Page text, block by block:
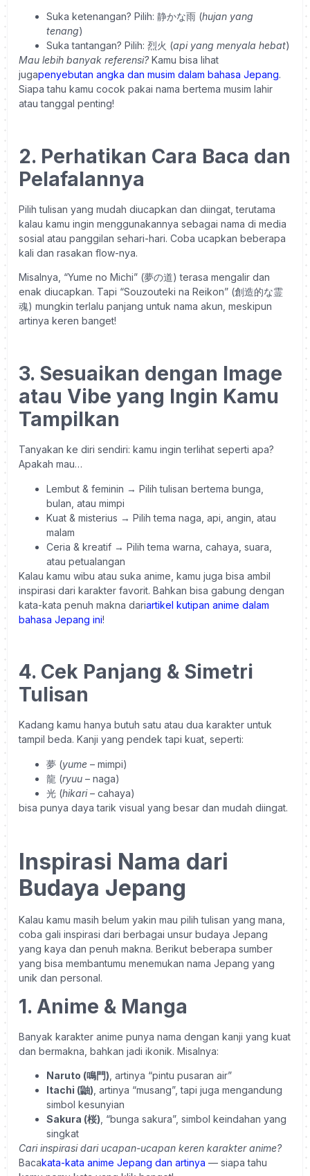
Suka ketenangan? Pilih: 静かな雨 (hujan yang
tenang)
Suka tantangan? Pilih: 烈火 (api yang menyala hebat)
Mau lebih banyak referensi? Kamu bisa lihat
jugapenyebutan angka dan musim dalam bahasa Jepang.
Siapa tahu kamu cocok pakai nama bertema musim lahir
atau tanggal penting!
2. Perhatikan Cara Baca dan
Pelafalannya
Pilih tulisan yang mudah diucapkan dan diingat, terutama
kalau kamu ingin menggunakannya sebagai nama di media
sosial atau panggilan sehari-hari. Coba ucapkan beberapa
kali dan rasakan flow-nya.
Misalnya, “Yume no Michi” (夢の道) terasa mengalir dan
enak diucapkan. Tapi “Souzouteki na Reikon” (創造的な霊
魂) mungkin terlalu panjang untuk nama akun, meskipun
artinya keren banget!
3. Sesuaikan dengan Image
atau Vibe yang Ingin Kamu
Tampilkan
Tanyakan ke diri sendiri: kamu ingin terlihat seperti apa?
Apakah mau…
Lembut & feminin → Pilih tulisan bertema bunga,
bulan, atau mimpi
Kuat & misterius → Pilih tema naga, api, angin, atau
malam
Ceria & kreatif → Pilih tema warna, cahaya, suara,
atau petualangan
Kalau kamu wibu atau suka anime, kamu juga bisa ambil
inspirasi dari karakter favorit. Bahkan bisa gabung dengan
kata-kata penuh makna dariartikel kutipan anime dalam
bahasa Jepang ini!
4. Cek Panjang & Simetri
Tulisan
Kadang kamu hanya butuh satu atau dua karakter untuk
tampil beda. Kanji yang pendek tapi kuat, seperti:
夢 (yume – mimpi)
龍 (ryuu – naga)
光 (hikari– cahaya)
bisa punya daya tarik visual yang besar dan mudah diingat.
Inspirasi Nama dari
Budaya Jepang
Kalau kamu masih belum yakin mau pilih tulisan yang mana,
coba gali inspirasi dari berbagai unsur budaya Jepang
yang kaya dan penuh makna. Berikut beberapa sumber
yang bisa membantumu menemukan nama Jepang yang
unik dan personal.
1. Anime & Manga
Banyak karakter anime punya nama dengan kanji yang kuat
dan bermakna, bahkan jadi ikonik. Misalnya:
Naruto (鳴門) , artinya “pintu pusaran air”
Itachi (鼬) , artinya “musang”, tapi juga mengandung
simbol kesunyian
Sakura (桜) , “bunga sakura”, simbol keindahan yang
singkat
Cari inspirasi dari ucapan-ucapan keren karakter anime?
Bacakata-kata anime Jepang dan artinya — siapa tahu